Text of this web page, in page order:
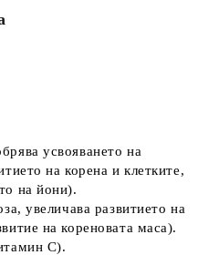
усвояването на
на корена и клетките,
на йони).
увеличава развитието на
на кореновата маса).
С).